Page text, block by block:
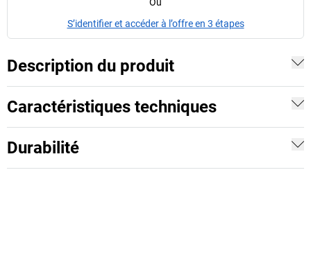
S’identifier et accéder à l’offre en 3 étapes
Description du produit
Caractéristiques techniques
Durabilité